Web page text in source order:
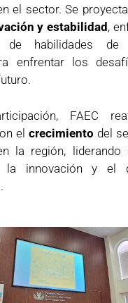
el sector. Se
y estabilidad,
habilidades de
enfrentar los
FAEC
elcrecimiento del
la región, liderando
la innovación y el